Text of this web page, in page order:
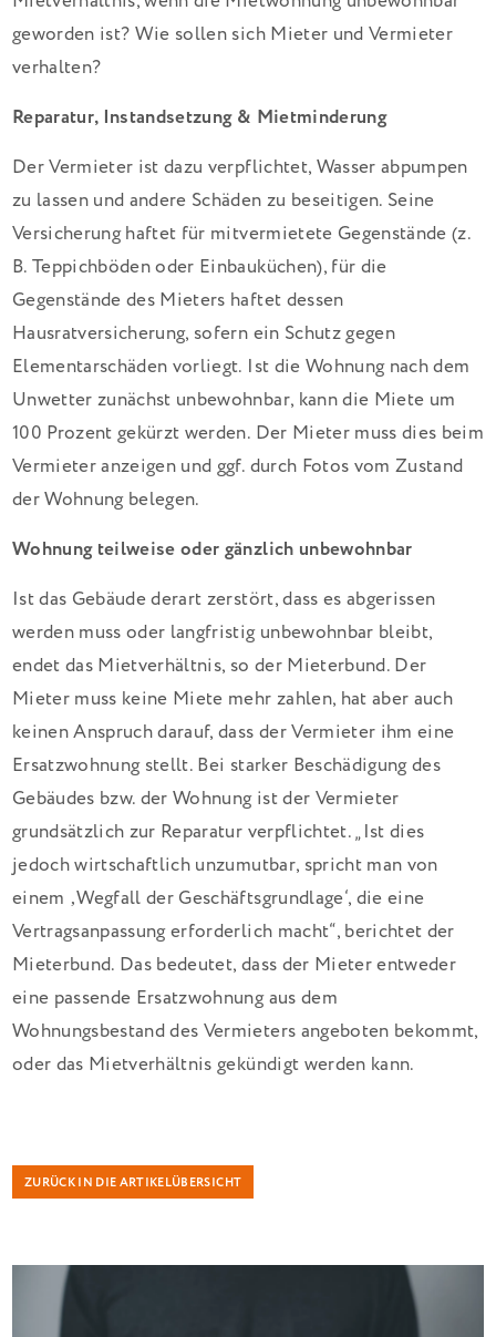
geworden ist? Wie sollen sich Mieter und Vermieter
verhalten?
Reparatur, Instandsetzung & Mietminderung
Der Vermieter ist dazu verpflichtet, Wasser abpumpen
zu lassen und andere Schäden zu beseitigen. Seine
Versicherung haftet für mitvermietete Gegenstände (z.
B. Teppichböden oder Einbauküchen), für die
Gegenstände des Mieters haftet dessen
Hausratversicherung, sofern ein Schutz gegen
Elementarschäden vorliegt. Ist die Wohnung nach dem
Unwetter zunächst unbewohnbar, kann die Miete um
100 Prozent gekürzt werden. Der Mieter muss dies beim
Vermieter anzeigen und ggf. durch Fotos vom Zustand
der Wohnung belegen.
Wohnung teilweise oder gänzlich unbewohnbar
Ist das Gebäude derart zerstört, dass es abgerissen
werden muss oder langfristig unbewohnbar bleibt,
endet das Mietverhältnis, so der Mieterbund. Der
Mieter muss keine Miete mehr zahlen, hat aber auch
keinen Anspruch darauf, dass der Vermieter ihm eine
Ersatzwohnung stellt. Bei starker Beschädigung des
Gebäudes bzw. der Wohnung ist der Vermieter
grundsätzlich zur Reparatur verpflichtet. „Ist dies
jedoch wirtschaftlich unzumutbar, spricht man von
einem ‚Wegfall der Geschäftsgrundlage‘, die eine
Vertragsanpassung erforderlich macht“, berichtet der
Mieterbund. Das bedeutet, dass der Mieter entweder
eine passende Ersatzwohnung aus dem
Wohnungsbestand des Vermieters angeboten bekommt,
oder das Mietverhältnis gekündigt werden kann.
ZURÜCK IN DIE ARTIKELÜBERSICHT